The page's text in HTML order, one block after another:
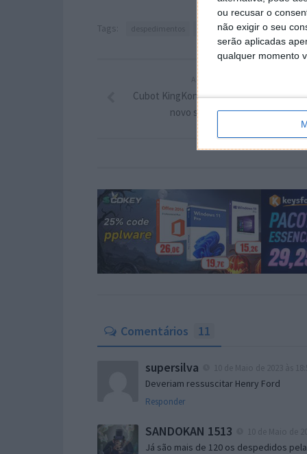
ou recusar o
não exigir o seu
serão aplicadas
qualquer momento
Tags:
ARTIGO ANTERIOR
Cubot KingKong Power: já está
novo smartphone robusto
Comentários 11
supersilva
Deveriam ressuscitar Henry Ford
Responder
SANDOKAN 1513
Já são mais de 120 os despedidos